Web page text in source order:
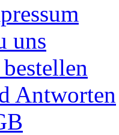
uns
Antworten